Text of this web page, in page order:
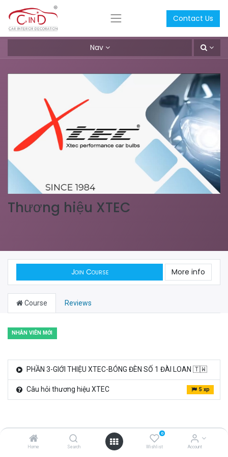
Home Search
0
Wishlist Account
Contact Us
Nav
Thương hiệu XTEC
Join Course More info
Course Reviews
NHÂN VIÊN MỚI
PHẦN 3-GIỚI THIỆU XTEC-BÓNG ĐÈN SỐ 1 ĐÀI LOAN 🇹🇼
Câu hỏi thương hiệu XTEC 5 xp